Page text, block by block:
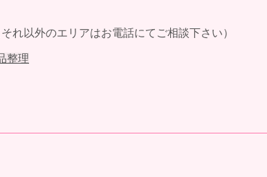
それ以外のエリアはお電話にてご相談下さい）
整理